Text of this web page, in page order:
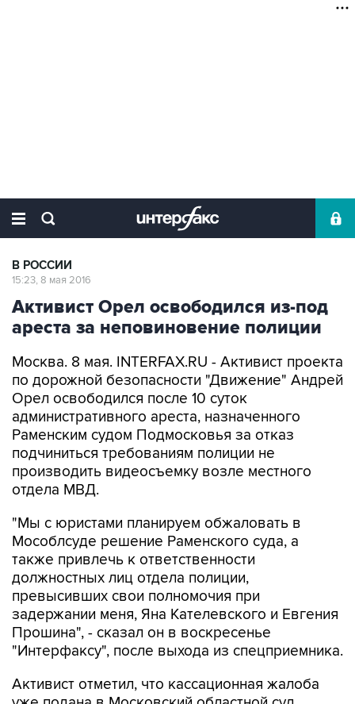
В РОССИИ
15:23, 8 мая 2016
Активист Орел освободился из-под
ареста за неповиновение полиции
Москва. 8 мая. INTERFAX.RU - Активист проекта
по дорожной безопасности "Движение" Андрей
Орел освободился после 10 суток
административного ареста, назначенного
Раменским судом Подмосковья за отказ
подчиниться требованиям полиции не
производить видеосъемку возле местного
отдела МВД.
"Мы с юристами планируем обжаловать в
Мособлсуде решение Раменского суда, а
также привлечь к ответственности
должностных лиц отдела полиции,
превысивших свои полномочия при
задержании меня, Яна Кателевского и Евгения
Прошина", - сказал он в воскресенье
"Интерфаксу", после выхода из спецприемника.
Активист отметил, что кассационная жалоба